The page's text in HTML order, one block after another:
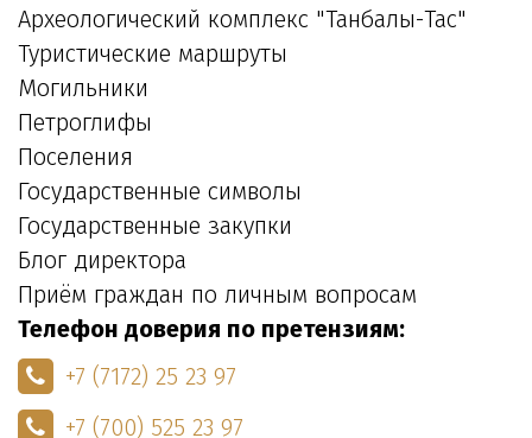
Археологический комплекс "Танбалы-Тас"
Туристические маршруты
Могильники
Петроглифы
Поселения
Государственные символы
Государственные закупки
Блог директора
Приём граждан по личным вопросам
Телефон доверия по претензиям:
+7 (7172) 25 23 97
+7 (700) 525 23 97